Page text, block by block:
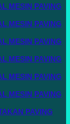
MESIN PAVING
MESIN PAVING
MESIN PAVING
MESIN PAVING
MESIN PAVING
MESIN PAVING
PAVING